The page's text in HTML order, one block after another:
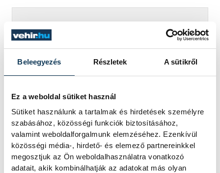
Beleegyezés Részletek A sütikről
Ez a weboldal sütiket használ
Sütiket használunk a tartalmak és hirdetések személyre
szabásához, közösségi funkciók biztosításához,
valamint weboldalforgalmunk elemzéséhez. Ezenkívül
közösségi média-, hirdető- és elemező partnereinkkel
megosztjuk az Ön weboldalhasználatra vonatkozó
adatait, akik kombinálhatják az adatokat más olyan
Kellemetlen volt a tegnapi
mérkőzés számunkra, és
ilyenkor egy kicsit nehezebb
visszakapaszkodnia az
embernek. Mindenkinek
minél hamarabb rendbe kell
tennie a gondolatait, és úgy
kell játszanunk, ahogyan a
korábbi mérkőzéseken.
Vagyunk annyira profi